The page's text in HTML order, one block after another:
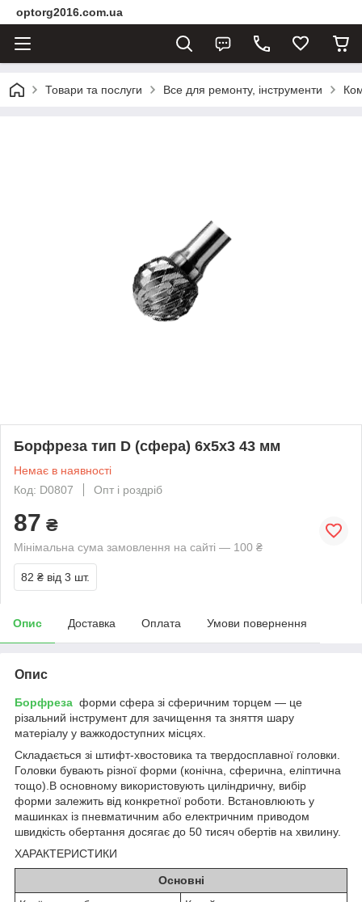
optorg2016.com.ua
Товари та послуги Все для ремонту, інструменти
Борфреза тип D (сфера) 6x5x3 43 мм
Немає в наявності
Код: D0807
Опт і роздріб
87 ₴
Мінімальна сума замовлення на сайті — 100 ₴
82 ₴ від 3 шт.
Опис Доставка Оплата Умови повернення
Опис
Борфреза форми сфера зі сферичним торцем — це
різальний інструмент для зачищення та зняття шару
матеріалу у важкодоступних місцях.
Складається зі штифт-хвостовика та твердосплавної головки.
Головки бувають різної форми (конічна, сферична, еліптична
тощо).В основному використовують циліндричну, вибір
форми залежить від конкретної роботи. Встановлюють у
машинках із пневматичним або електричним приводом
швидкість обертання досягає до 50 тисяч обертів на хвилину.
ХАРАКТЕРИСТИКИ
Основні